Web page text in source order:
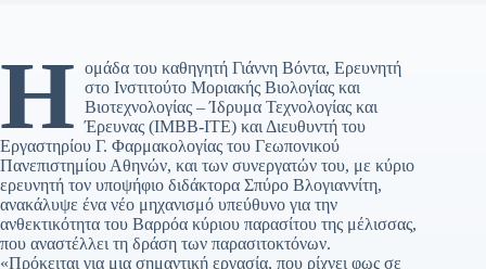
Η ομάδα του καθηγητή Γιάννη Βόντα, Ερευνητή
στο Ινστιτούτο Μοριακής Βιολογίας και
Βιοτεχνολογίας – Ίδρυμα Τεχνολογίας και
Έρευνας (ΙΜΒΒ-ΙΤΕ) και Διευθυντή του
Εργαστηρίου Γ. Φαρμακολογίας του Γεωπονικού
Πανεπιστημίου Αθηνών, και των συνεργατών του, με κύριο
ερευνητή τον υποψήφιο διδάκτορα Σπύρο Βλογιαννίτη,
ανακάλυψε ένα νέο μηχανισμό υπεύθυνο για την
ανθεκτικότητα του Βαρρόα κύριου παρασίτου της μέλισσας,
που αναστέλλει τη δράση των παρασιτοκτόνων.
«Πρόκειται για μια σημαντική εργασία, που ρίχνει φως σε